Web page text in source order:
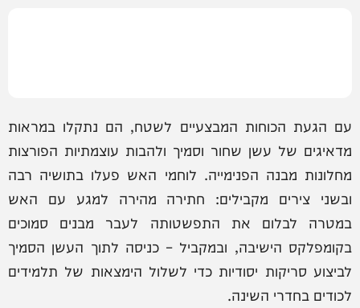
עם הגעת הכוחות המבצעיים לשטח, הם נתקלו במראות
מדאיגים של עשן שחור וסמיך ולהבות עוצמתיות הפורצות
מחלונות מבנה הפנימייה. לוחמי האש פעלו בתושיה רבה
ובשני צירים מקבילים: חתירה מהירה למגע עם האש
במטרה לבלום את התפשטותה לעבר מבנים סמוכים
בקומפלקס הישיבה, ובמקביל – כניסה לתוך העשן הסמיך
לביצוע סריקות יסודיות כדי לשלול הימצאות של תלמידים
לכודים בחדרי השינה.